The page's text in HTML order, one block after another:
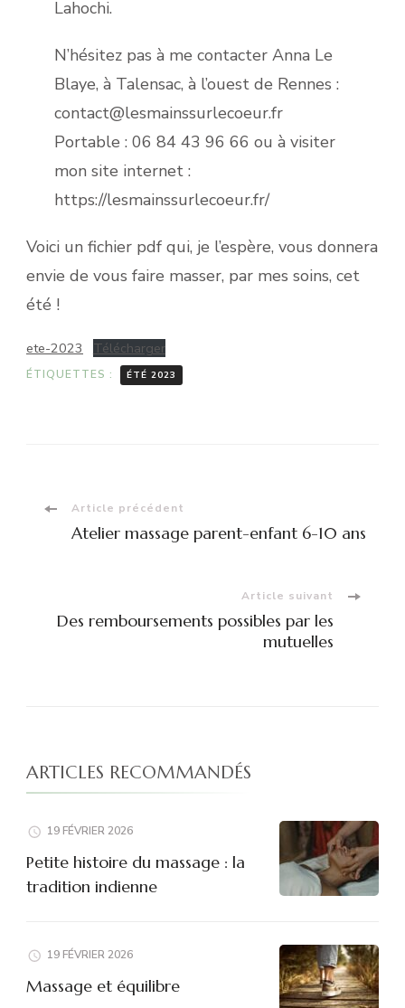
Lahochi.
N’hésitez pas à me contacter Anna Le
Blaye, à Talensac, à l’ouest de Rennes :
contact@lesmainssurlecoeur.fr
Portable : 06 84 43 96 66 ou à visiter
mon site internet :
https://lesmainssurlecoeur.fr/
Voici un fichier pdf qui, je l’espère, vous donnera
envie de vous faire masser, par mes soins, cet
été !
ete-2023 Télécharger
ÉTIQUETTES : ÉTÉ 2023
Navigation
Article précédent
Atelier massage parent-enfant 6-10 ans
Article suivant
Des remboursements possibles par les
mutuelles
ARTICLES RECOMMANDÉS
19 FÉVRIER 2026
Petite histoire du massage : la
tradition indienne
19 FÉVRIER 2026
Massage et équilibre